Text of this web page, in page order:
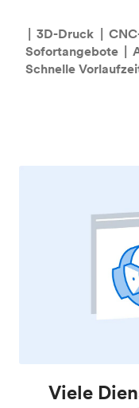
3D-Druck
Sofortangebote
Schnelle
Viele